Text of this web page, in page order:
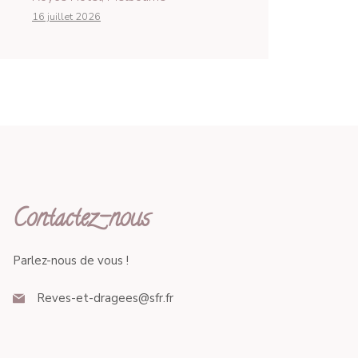
16 juillet 2026
Contactez-nous
Parlez-nous de vous !
Reves-et-dragees@sfr.fr